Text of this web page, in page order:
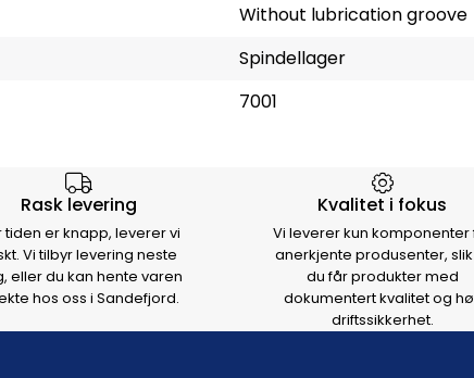
Without lubrication groove
Spindellager
7001
Rask levering
tiden er knapp, leverer vi
Vi tilbyr levering neste
eller du kan hente varen
hos oss i Sandefjord.
Kvalitet i fokus
Vi leverer kun komponenter
anerkjente produsenter,
du får produkter med
dokumentert kvalitet og
driftssikkerhet.